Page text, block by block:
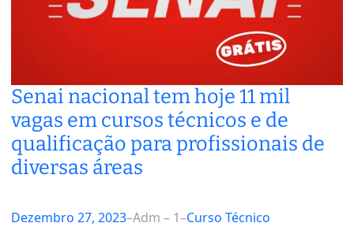
Senai nacional tem hoje 11 mil
vagas em cursos técnicos e de
qualificação para profissionais de
diversas áreas
Dezembro 27, 2023–Adm – 1–Curso Técnico